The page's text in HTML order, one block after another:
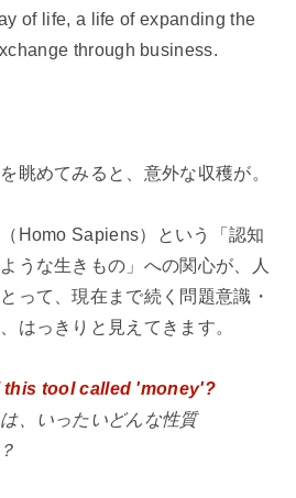
of life, a life of expanding the
through business.
眺めてみると、意外な収穫が。
Homo Sapiens）という「認知
うな生きもの」への関心が、人
って、現在まで続く問題意識・
はっきりと見えてきます。
this tool called 'money'?
、いったいどんな性質